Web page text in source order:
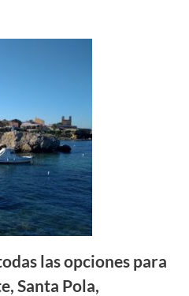
las opciones para
Santa Pola,